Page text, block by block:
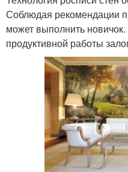
Соблюдая рекомендации
может выполнить
продуктивной работы